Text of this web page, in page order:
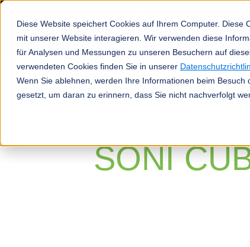
Diese Website speichert Cookies auf Ihrem Computer.
mit unserer Website interagieren. Wir verwenden diese
für Analysen und Messungen zu unseren Besuchern auf
verwendeten Cookies finden Sie in unserer
Wenn Sie ablehnen, werden Ihre Informationen beim
gesetzt, um daran zu erinnern, dass Sie nicht nachverfolgt
SONI